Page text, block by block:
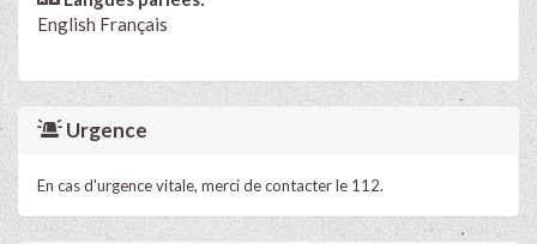
English Français
Urgence
En cas d'urgence vitale, merci de contacter le 112.